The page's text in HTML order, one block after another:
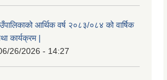
आर्थिक वर्ष २०८३/०८४ को वार्षिक
कार्यक्रम |
26/2026 - 14:27